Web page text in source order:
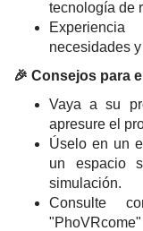
tecnología de
necesidades
🎉 Consejos para
Vaya a su
apresure el
Úselo en un
un espacio
simulación.
Consulte